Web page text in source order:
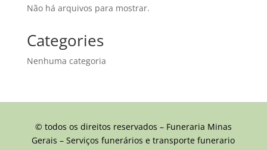
Não há arquivos para mostrar.
Categories
Nenhuma categoria
© todos os direitos reservados – Funeraria Minas
Gerais – Serviços funerários e transporte funerario